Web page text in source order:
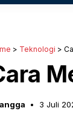
> Teknologi >
angga 3 Juli